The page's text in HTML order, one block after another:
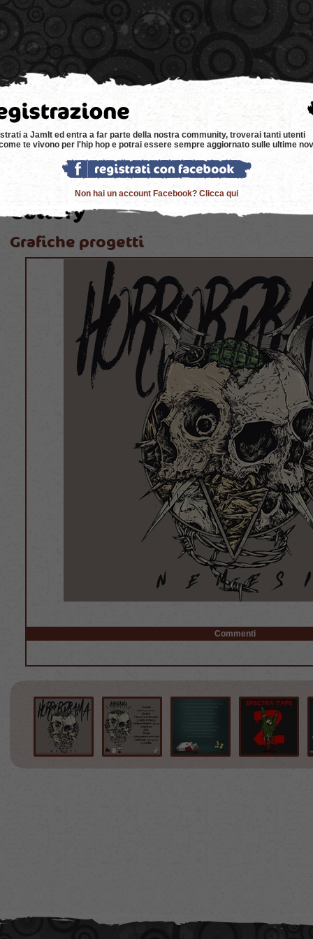
news negozi eventi
Grafiche progetti
Commenti
a JamIt ed entra a far parte della nostra community, troverai tanti utenti
te vivono per l'hip hop e potrai essere sempre aggiornato sulle ultime
Non hai un account Facebook? Clicca qui